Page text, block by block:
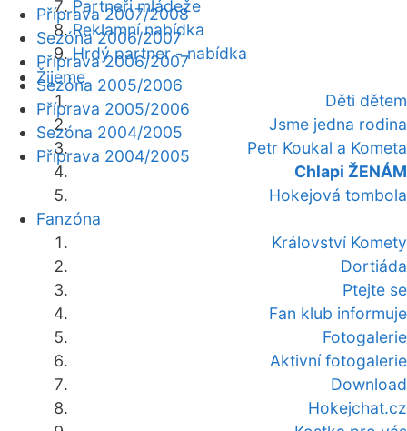
Partneři mládeže
Reklamní nabídka
Hrdý partner - nabídka
Žijeme
Děti dětem
Jsme jedna rodina
Petr Koukal a Kometa
Chlapi ŽENÁM
Hokejová tombola
Fanzóna
Království Komety
Dortiáda
Ptejte se
Fan klub informuje
Fotogalerie
Aktivní fotogalerie
Download
Hokejchat.cz
Příprava 2007/2008
Sezóna 2006/2007
Příprava 2006/2007
Sezóna 2005/2006
Příprava 2005/2006
Sezóna 2004/2005
Příprava 2004/2005